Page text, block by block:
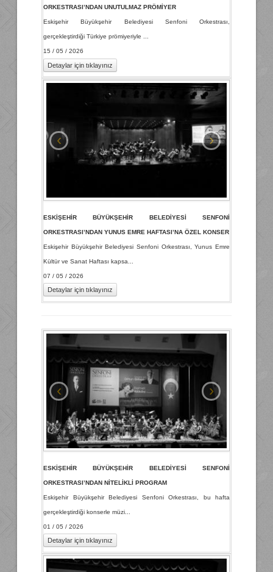
ORKESTRASI’NDAN UNUTULMAZ PRÖMİYER
Eskişehir Büyükşehir Belediyesi Senfoni Orkestrası,
gerçekleştirdiği Türkiye prömiyeriyle ...
15 / 05 / 2026
Detaylar için tıklayınız
‹ ›
ESKİŞEHİR BÜYÜKŞEHİR BELEDİYESİ SENFONİ
ORKESTRASI’NDAN YUNUS EMRE HAFTASI’NA ÖZEL KONSER
Eskişehir Büyükşehir Belediyesi Senfoni Orkestrası, Yunus Emre
Kültür ve Sanat Haftası kapsa...
07 / 05 / 2026
Detaylar için tıklayınız
‹ ›
ESKİŞEHİR BÜYÜKŞEHİR BELEDİYESİ SENFONİ
ORKESTRASI’NDAN NİTELİKLİ PROGRAM
Eskişehir Büyükşehir Belediyesi Senfoni Orkestrası, bu hafta
gerçekleştirdiği konserle müzi...
01 / 05 / 2026
Detaylar için tıklayınız